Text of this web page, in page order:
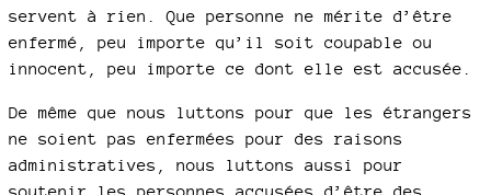
servent à rien. Que personne ne mérite d’être
enfermé, peu importe qu’il soit coupable ou
innocent, peu importe ce dont elle est accusée.
De même que nous luttons pour que les étrangers
ne soient pas enfermées pour des raisons
administratives, nous luttons aussi pour
soutenir les personnes accusées d’être des